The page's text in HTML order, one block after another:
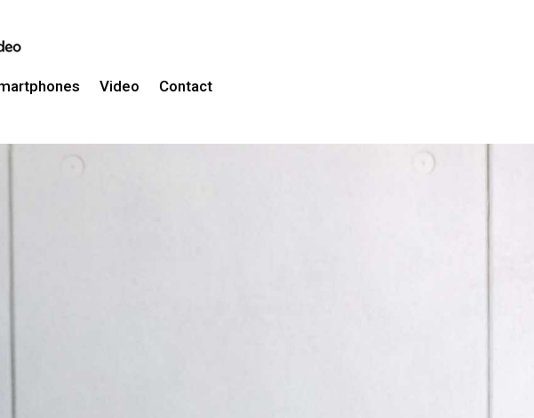
Video Contact